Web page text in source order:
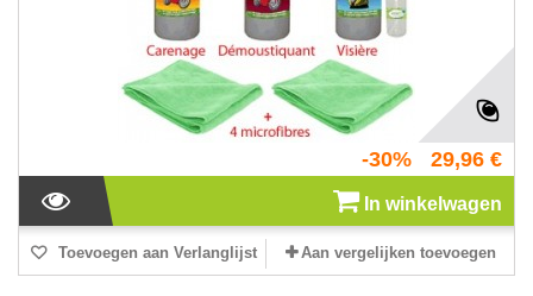
-30% 29,96 €
In winkelwagen
Toevoegen aan Verlanglijst Aan vergelijken toevoegen